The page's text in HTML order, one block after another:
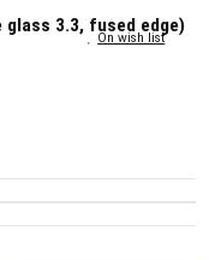
3.3, fused edge)
On wish list